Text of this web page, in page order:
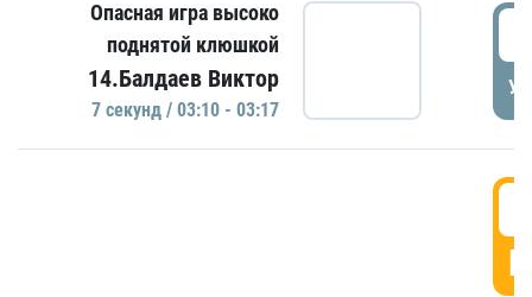
Опасная игра высоко
поднятой клюшкой
14.Балдаев Виктор
7 секунд / 03:10 - 03:17